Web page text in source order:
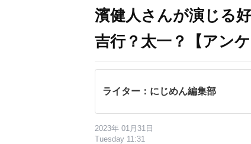
濱健人さんが演じる
吉行？太一？【アンケ
ライター：にじめん編集部
2023年 01月31日
Tuesday 11:31